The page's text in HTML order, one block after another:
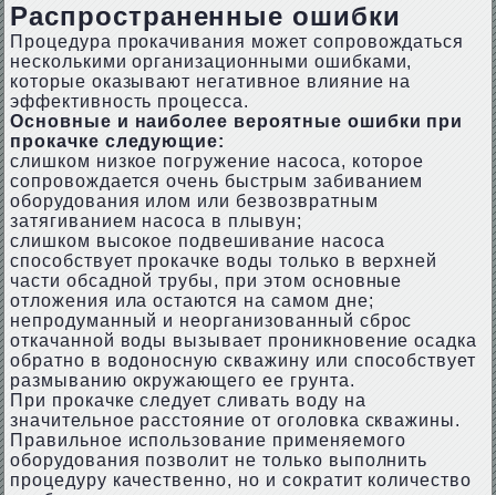
Распространенные ошибки
Процедура прокачивания может сопровождаться
несколькими организационными ошибками,
которые оказывают негативное влияние на
эффективность процесса.
Основные и наиболее вероятные ошибки при
прокачке следующие:
слишком низкое погружение насоса, которое
сопровождается очень быстрым забиванием
оборудования илом или безвозвратным
затягиванием насоса в плывун;
слишком высокое подвешивание насоса
способствует прокачке воды только в верхней
части обсадной трубы, при этом основные
отложения ила остаются на самом дне;
непродуманный и неорганизованный сброс
откачанной воды вызывает проникновение осадка
обратно в водоносную скважину или способствует
размыванию окружающего ее грунта.
При прокачке следует сливать воду на
значительное расстояние от оголовка скважины.
Правильное использование применяемого
оборудования позволит не только выполнить
процедуру качественно, но и сократит количество